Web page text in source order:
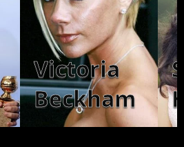
Victoria
Beckham